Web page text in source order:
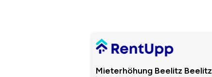
Mieterhöhung Beelitz Beelitz